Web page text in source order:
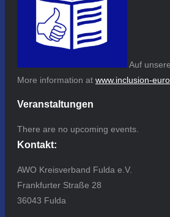
Auf
More information at www.inclusion-
Veranstaltungen
There are no upcoming events.
Kontakt:
AWO Kreisverband Fulda e.V.
Frankfurter Straße 28
36043 Fulda